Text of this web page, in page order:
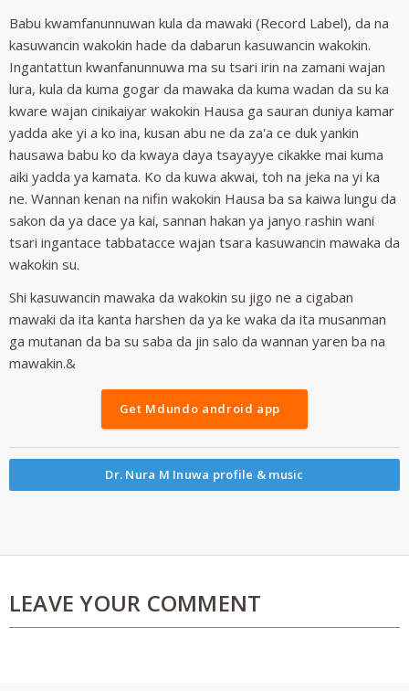
Babu kwamfanunnuwan kula da mawaki (Record Label), da na
kasuwancin wakokin hade da dabarun kasuwancin wakokin.
Ingantattun kwanfanunnuwa ma su tsari irin na zamani wajan
lura, kula da kuma gogar da mawaka da kuma wadan da su ka
kware wajan cinikaiyar wakokin Hausa ga sauran duniya kamar
yadda ake yi a ko ina, kusan abu ne da za'a ce duk yankin
hausawa babu ko da kwaya daya tsayayye cikakke mai kuma
aiki yadda ya kamata. Ko da kuwa akwai, toh na jeka na yi ka
ne. Wannan kenan na nifin wakokin Hausa ba sa kaiwa lungu da
sakon da ya dace ya kai, sannan hakan ya janyo rashin wani
tsari ingantace tabbatacce wajan tsara kasuwancin mawaka da
wakokin su.
Shi kasuwancin mawaka da wakokin su jigo ne a cigaban
mawaki da ita kanta harshen da ya ke waka da ita musanman
ga mutanan da ba su saba da jin salo da wannan yaren ba na
mawakin.&
Get Mdundo android app
Dr. Nura M Inuwa profile & music
LEAVE YOUR COMMENT